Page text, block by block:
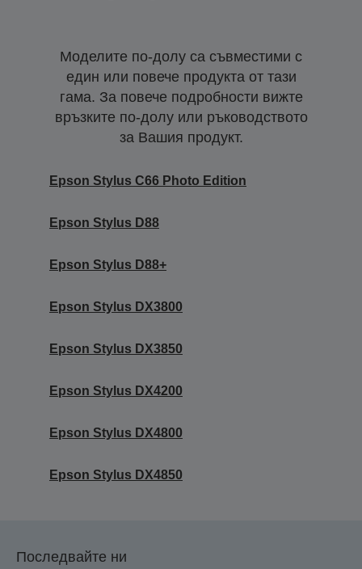
Моделите по-долу са съвместими с
един или повече продукта от тази
гама. За повече подробности вижте
връзките по-долу или ръководството
за Вашия продукт.
Epson Stylus C66 Photo Edition
Epson Stylus D88
Epson Stylus D88+
Epson Stylus DX3800
Epson Stylus DX3850
Epson Stylus DX4200
Epson Stylus DX4800
Epson Stylus DX4850
Последвайте ни